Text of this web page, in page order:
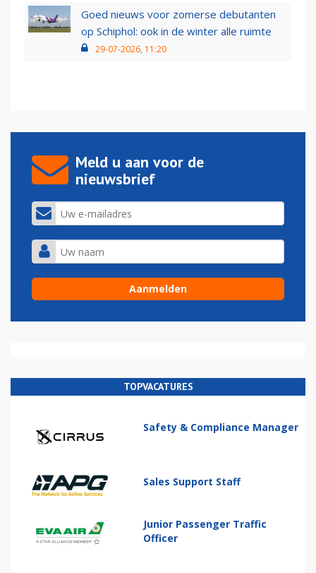
Goed nieuws voor zomerse debutanten
op Schiphol: ook in de winter alle ruimte
29-07-2026, 11:20
Meld u aan voor de
nieuwsbrief
TOPVACATURES
Safety & Compliance Manager
Sales Support Staff
Junior Passenger Traffic
Officer